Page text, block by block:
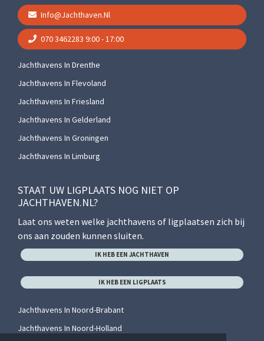
Info@jachthaven.nl
070 3462283 9:00 - 17:00
Jachthavens In Drenthe
Jachthavens In Flevoland
Jachthavens In Friesland
Jachthavens In Gelderland
Jachthavens In Groningen
Jachthavens In Limburg
STAAT UW LIGPLAATS NOG NIET OP
JACHTHAVEN.NL?
Laat ons weten welke jachthavens of ligplaatsen zich bij
ons aan zouden kunnen sluiten.
IK HEB EEN JACHTHAVEN
IK HEB EEN LIGPLAATS
Jachthavens In Noord-Brabant
Jachthavens In Noord-Holland